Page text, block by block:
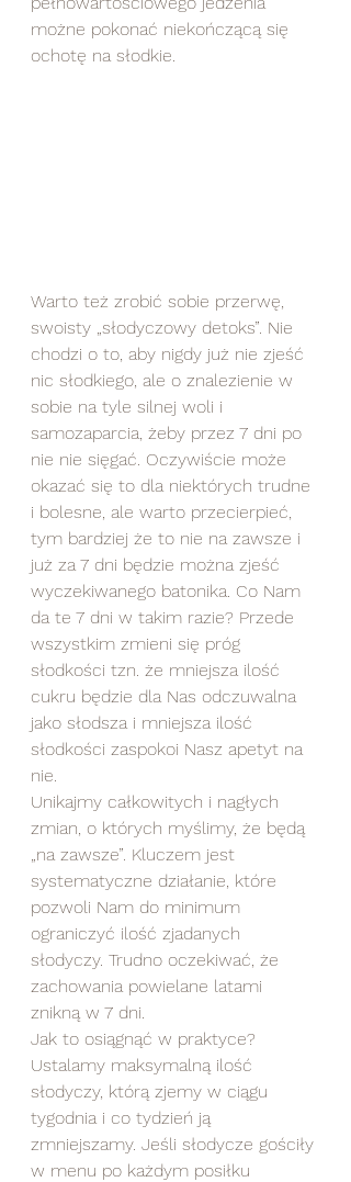
możne pokonać niekończącą się
ochotę na słodkie.
Warto też zrobić sobie przerwę,
swoisty „słodyczowy detoks”. Nie
chodzi o to, aby nigdy już nie zjeść
nic słodkiego, ale o znalezienie w
sobie na tyle silnej woli i
samozaparcia, żeby przez 7 dni po
nie nie sięgać. Oczywiście może
okazać się to dla niektórych trudne
i bolesne, ale warto przecierpieć,
tym bardziej że to nie na zawsze i
już za 7 dni będzie można zjeść
wyczekiwanego batonika. Co Nam
da te 7 dni w takim razie? Przede
wszystkim zmieni się próg
słodkości tzn. że mniejsza ilość
cukru będzie dla Nas odczuwalna
jako słodsza i mniejsza ilość
słodkości zaspokoi Nasz apetyt na
nie.
Unikajmy całkowitych i nagłych
zmian, o których myślimy, że będą
„na zawsze”. Kluczem jest
systematyczne działanie, które
pozwoli Nam do minimum
ograniczyć ilość zjadanych
słodyczy. Trudno oczekiwać, że
zachowania powielane latami
znikną w 7 dni.
Jak to osiągnąć w praktyce?
Ustalamy maksymalną ilość
słodyczy, którą zjemy w ciągu
tygodnia i co tydzień ją
zmniejszamy. Jeśli słodycze gościły
w menu po każdym posiłku